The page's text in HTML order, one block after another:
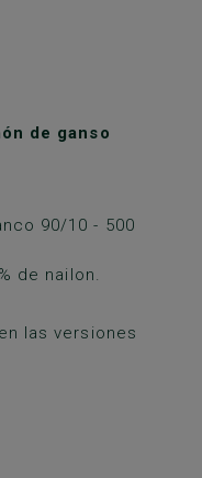
de ganso
90/10 - 500
de nailon.
las versiones